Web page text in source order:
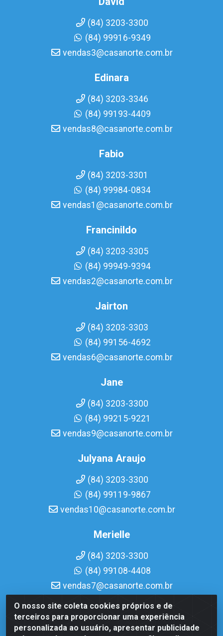
O nosso site coleta cookies próprios e de
terceiros para proporcionar uma experiência
personalizada ao usuário, apresentar publicidade
(84) 3203-3300
(84) 99916-9349
vendas3@casanorte.com.br
Edinara
(84) 3203-3346
(84) 99193-4409
vendas8@casanorte.com.br
Fabio
(84) 3203-3301
(84) 99984-0834
vendas1@casanorte.com.br
Francinildo
(84) 3203-3305
(84) 99949-9394
vendas2@casanorte.com.br
Jairton
(84) 3203-3303
(84) 99156-4692
vendas6@casanorte.com.br
Jane
(84) 3203-3300
(84) 99215-9221
vendas9@casanorte.com.br
Julyana Araujo
(84) 3203-3300
(84) 99119-9867
vendas10@casanorte.com.br
Merielle
(84) 3203-3300
(84) 99108-4408
vendas7@casanorte.com.br
Casa Norte LTDA - Av. Interventor Mário Câmara, 1815 -
Dix-Sept Rosado, Natal/RN - CEP 59054-600 - CNPJ
08.713.513/0001-51